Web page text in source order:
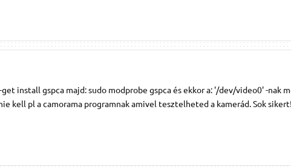
install gspca majd: sudo modprobe gspca és ekkor a: '/dev/video0' -nak
kell pl a camorama programnak amivel tesztelheted a kamerád. Sok